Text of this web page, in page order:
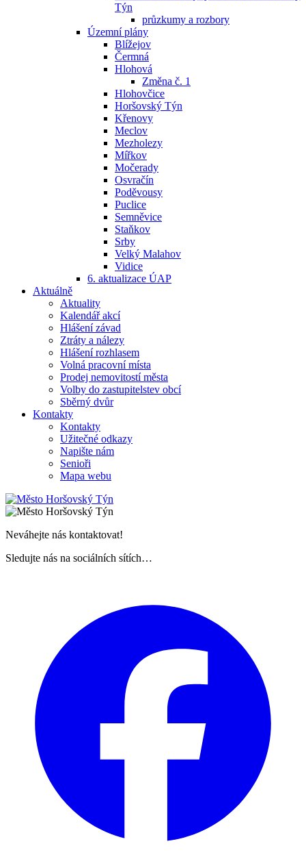
Týn
průzkumy a rozbory
Územní plány
Blížejov
Čermná
Hlohová
Změna č. 1
Hlohovčice
Horšovský Týn
Křenovy
Meclov
Mezholezy
Mířkov
Močerady
Osvračín
Poděvousy
Puclice
Semněvice
Staňkov
Srby
Velký Malahov
Vidice
6. aktualizace ÚAP
Aktuálně
Aktuality
Kalendář akcí
Hlášení závad
Ztráty a nálezy
Hlášení rozhlasem
Volná pracovní místa
Prodej nemovitostí města
Volby do zastupitelstev obcí
Sběrný dvůr
Kontakty
Kontakty
Užitečné odkazy
Napište nám
Senioři
Mapa webu
Neváhejte nás kontaktovat!
Sledujte nás na sociálních sítích…